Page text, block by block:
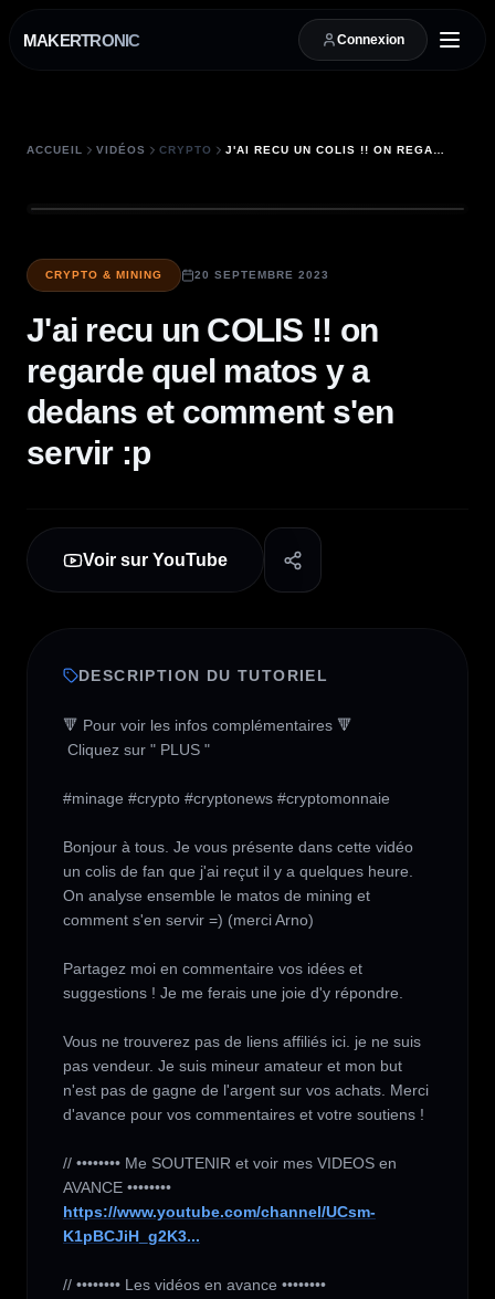
MAKERTRONIC Connexion
ACCUEIL VIDÉOS CRYPTO
CRYPTO & MINING 20 SEPTEMBRE 2023
J'ai recu un COLIS !! on
regarde quel matos y a
dedans et comment s'en
servir :p
Voir sur YouTube
DESCRIPTION DU TUTORIEL
🔻 Pour voir les infos complémentaires 🔻
#minage #crypto #cryptonews #cryptomonnaie
Bonjour à tous. Je vous présente dans cette vidéo
un colis de fan que j'ai reçut il y a quelques heure.
On analyse ensemble le matos de mining et
comment s'en servir =) (merci Arno)
Partagez moi en commentaire vos idées et
suggestions ! Je me ferais une joie d'y répondre.
Vous ne trouverez pas de liens affiliés ici. je ne suis
pas vendeur. Je suis mineur amateur et mon but
n'est pas de gagne de l'argent sur vos achats. Merci
d'avance pour vos commentaires et votre soutiens !
// •••••••• Me SOUTENIR et voir mes VIDEOS en
https://www.youtube.com/channel/UCsm-
K1pBCJiH_g2K3...